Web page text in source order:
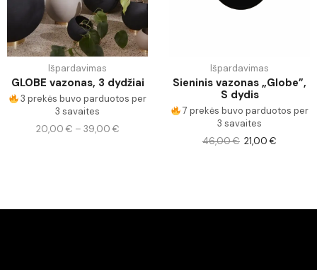
Išpardavimas
GLOBE vazonas, 3 dydžiai
3 prekės buvo parduotos per
3 savaites
20,00 € – 39,00 €
Išpardavimas
Sieninis vazonas „Globe”,
S dydis
7 prekės buvo parduotos per
3 savaites
46,00€ 21,00€